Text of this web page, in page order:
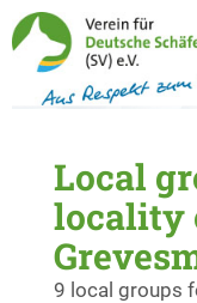
Local
locality
9 local groups